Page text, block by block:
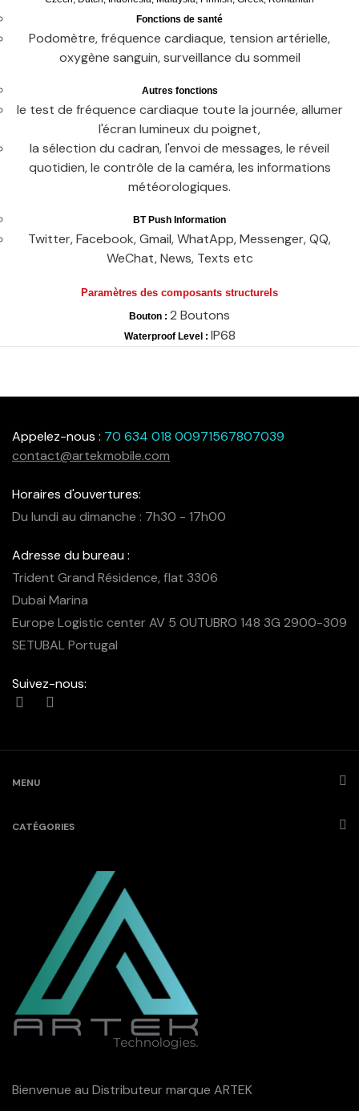
Fonctions de santé
Podomètre, fréquence cardiaque, tension artérielle,
oxygène sanguin, surveillance du sommeil
Autres fonctions
le test de fréquence cardiaque toute la journée, allumer
l'écran lumineux du poignet,
la sélection du cadran, l'envoi de messages, le réveil
quotidien, le contrôle de la caméra, les informations
météorologiques.
BT Push Information
Twitter, Facebook, Gmail, WhatApp, Messenger, QQ,
WeChat, News, Texts etc
Paramètres des composants structurels
Bouton : 2 Boutons
Waterproof Level : IP68
Appelez-nous : 70 634 018 00971567807039
contact@artekmobile.com
Horaires d'ouvertures:
Du lundi au dimanche : 7h30 - 17h00
Adresse du bureau :
Trident Grand Résidence, flat 3306
Dubai Marina
Europe Logistic center AV 5 OUTUBRO 148 3G 2900-309
SETUBAL Portugal
Suivez-nous:
MENU
CATÉGORIES
Bienvenue au Distributeur marque ARTEK